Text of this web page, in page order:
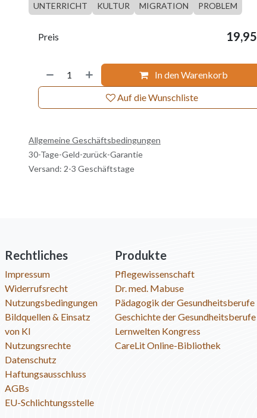
UNTERRICHT
KULTUR MIGRATION PROBLEM
In den Warenkorb
Auf die Wunschliste
Preis 19,95
Allgemeine Geschäftsbedingungen
30-Tage-Geld-zurück-Garantie
Versand: 2-3 Geschäftstage
Rechtliches
Impressum
Widerrufsrecht
Nutzungsbedingungen
Bildquellen & Einsatz
von KI
Nutzungsrechte
Datenschutz
Haftungsausschluss
AGBs
EU-Schlichtungsstelle
Produkte
Pflegewissenschaft
Dr. med. Mabuse
Pädagogik der Gesundheitsberufe
Geschichte der Gesundheitsberufe
Lernwelten Kongress
CareLit Online-Bibliothek